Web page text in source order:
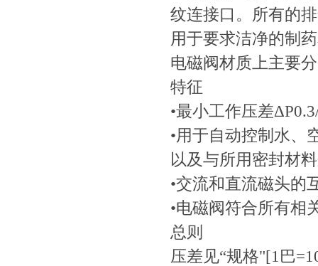
纹连接口。所有
用于要求洁净的制药和
电磁阀材质上主要分
特征
•最小工作压差
•用于自动控制水
以及与所用密封材
•交流和直流磁头的
•电磁阀符合所有相
总则
压差见“规格"[1巴